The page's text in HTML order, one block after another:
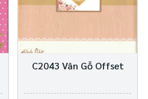
C2043 Vân Gỗ Offset